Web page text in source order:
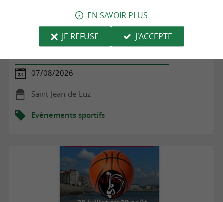
Basket : Saint-Jean-de-Luz Olympique Basket 3x3
Summer
07/08/2026
Saint-Jean-de-Luz
Evènements sportifs
EN SAVOIR PLUS
JE REFUSE
J'ACCEPTE